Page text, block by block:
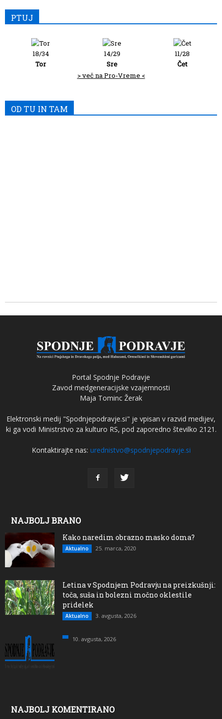
PTUJ
18/34
Tor
14/29
Sre
11/28
Čet
> več na Pro-Vreme <
OD TU IN TAM
Portal Spodnje Podravje
Zavod medgeneracijske vzajemnosti
Maja Tominc Žerak
Elektronski medij "Spodnjepodravje.si" je vpisan v razvid medijev,
ki ga vodi Ministrstvo za kulturo RS, pod zaporedno številko 2121.
Kontaktirajte nas: urednistvo@spodnjepodravje.si
NAJBOLJ BRANO
Kako naredim obrazno masko doma?
Aktualno 25. marca, 2020
Letina v Spodnjem Podravju na preizkušnji:
toča, suša in bolezni močno oklestile
pridelek
Aktualno 3. avgusta, 2026
10. avgusta, 2026
NAJBOLJ KOMENTIRANO